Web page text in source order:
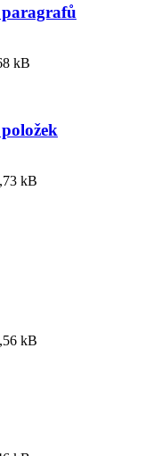
paragrafů
kB
kB
kB